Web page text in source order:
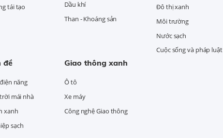
tái tạo
Dầu khí
Than - Khoáng sản
Đô thị xanh
Môi trường
Nước sạch
Cuộc sống và pháp luật
đề
năng
mái nhà
xanh
sạch
Giao thông xanh
Ô tô
Xe máy
Công nghệ Giao thông